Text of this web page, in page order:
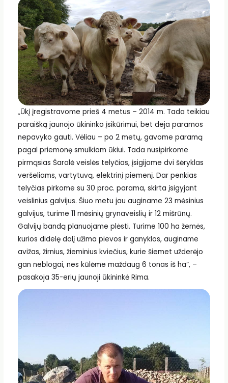
„Ūkį įregistravome prieš 4 metus – 2014 m. Tada teikiau
paraišką jaunojo ūkininko įsikūrimui, bet deja paramos
nepavyko gauti. Vėliau – po 2 metų, gavome paramą
pagal priemonę smulkiam ūkiui. Tada nusipirkome
pirmąsias Šarolė veislės telyčias, įsigijome dvi šėryklas
veršeliams, vartytuvą, elektrinį piemenį. Dar penkias
telyčias pirkome su 30 proc. parama, skirta įsigyjant
veislinius galvijus. Šiuo metu jau auginame 23 mėsinius
galvijus, turime 11 mėsinių grynaveislių ir 12 mišrūnų.
Galvijų bandą planuojame plėsti. Turime 100 ha žemės,
kurios didelę dalį užima pievos ir ganyklos, auginame
avižas, žirnius, žieminius kviečius, kurie šiemet užderėjo
gan neblogai, nes kūlėme maždaug 6 tonas iš ha“, –
pasakoja 35-erių jaunoji ūkininkė Rima.